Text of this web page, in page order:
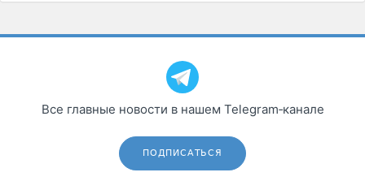
Все главные новости в нашем Telegram‑канале
ПОДПИСАТЬСЯ